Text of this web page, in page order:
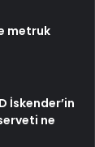
metruk
İskender’in
ne